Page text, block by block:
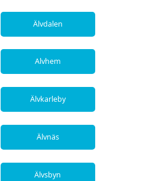
Älvdalen
Alvhem
Älvkarleby
Älvnäs
Älvsbyn